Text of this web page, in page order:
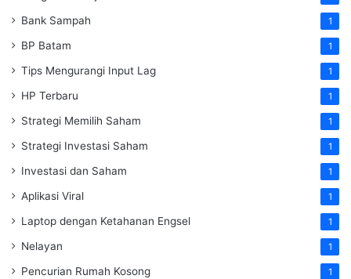
Bank Sampah 1
BP Batam 1
Tips Mengurangi Input Lag 1
HP Terbaru 1
Strategi Memilih Saham 1
Strategi Investasi Saham 1
Investasi dan Saham 1
Aplikasi Viral 1
Laptop dengan Ketahanan Engsel 1
Nelayan 1
Pencurian Rumah Kosong 1